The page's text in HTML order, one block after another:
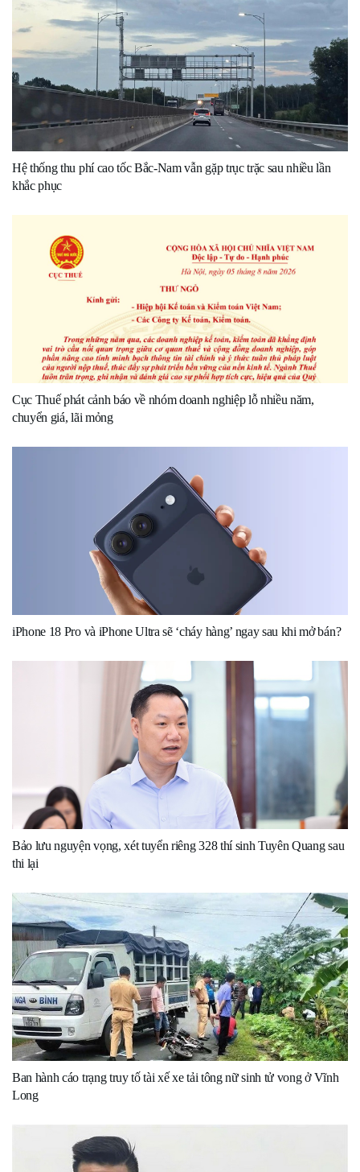
Hệ thống thu phí cao tốc Bắc-Nam vẫn gặp trục trặc sau nhiều lần
khắc phục
Cục Thuế phát cảnh báo về nhóm doanh nghiệp lỗ nhiều năm,
chuyển giá, lãi mỏng
iPhone 18 Pro và iPhone Ultra sẽ ‘cháy hàng’ ngay sau khi mở bán?
Bảo lưu nguyện vọng, xét tuyển riêng 328 thí sinh Tuyên Quang sau
thi lại
Ban hành cáo trạng truy tố tài xế xe tải tông nữ sinh tử vong ở Vĩnh
Long